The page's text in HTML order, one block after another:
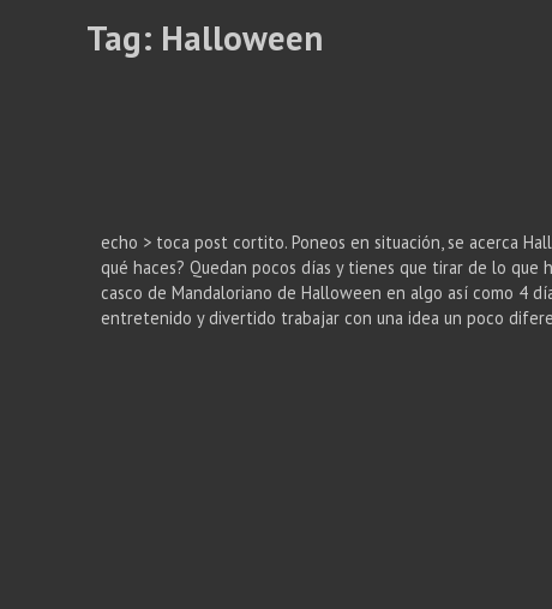
Tag: Halloween
echo > toca post cortito. Poneos en situación, se acerca
qué haces? Quedan pocos días y tienes que tirar de lo que
casco de Mandaloriano de Halloween en algo así como 4
entretenido y divertido trabajar con una idea un poco